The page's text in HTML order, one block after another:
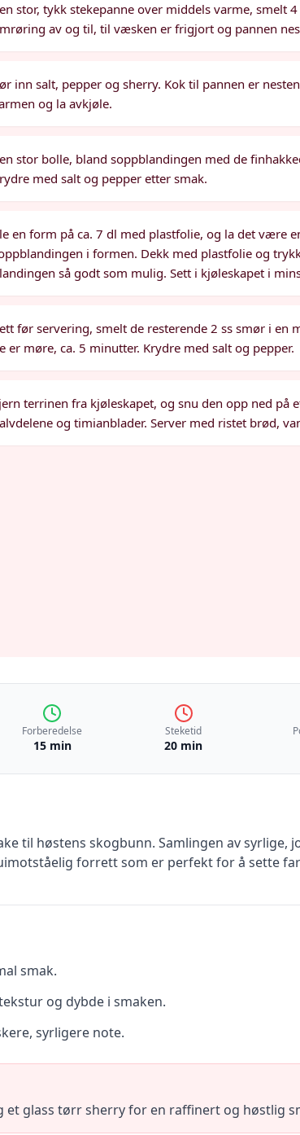
stor, tykk stekepanne over middels varme, smelt
av og til, til væsken er frigjort og pannen
inn salt, pepper og sherry. Kok til pannen er
og la avkjøle.
stor bolle, bland soppblandingen med de
med salt og pepper etter smak.
en form på ca. 7 dl med plastfolie, og la det være
i formen. Dekk med plastfolie og
så godt som mulig. Sett i kjøleskapet i
før servering, smelt de resterende 2 ss smør i en
er møre, ca. 5 minutter. Krydre med salt og pepper.
terrinen fra kjøleskapet, og snu den opp ned på
og timianblader. Server med ristet brød,
Forberedelse
15 min
Steketid
20 min
til høstens skogbunn. Samlingen av syrlige,
forrett som er perfekt for å sette
smak.
og dybde i smaken.
syrligere note.
glass tørr sherry for en raffinert og høstlig